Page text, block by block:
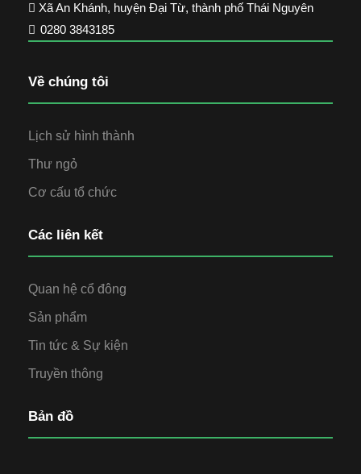
Xã An Khánh, huyện Đại Từ, thành phố Thái Nguyên
0280 3843185
Về chúng tôi
Lịch sử hình thành
Thư ngỏ
Cơ cấu tổ chức
Các liên kết
Quan hệ cổ đông
Sản phẩm
Tin tức & Sự kiện
Truyền thông
Bản đồ